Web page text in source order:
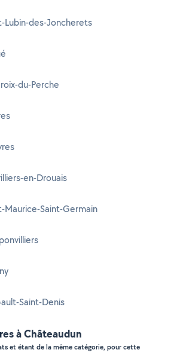
Lubin-des-Joncherets
du-Perche
en-Drouais
Maurice-Saint-Germain
Saint-Denis
à Châteaudun
et étant de la même catégorie, pour cette